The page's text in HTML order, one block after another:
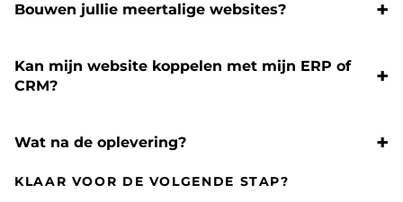
Bouwen jullie meertalige websites?
Kan mijn website koppelen met mijn ERP of
CRM?
Wat na de oplevering?
KLAAR VOOR DE VOLGENDE STAP?